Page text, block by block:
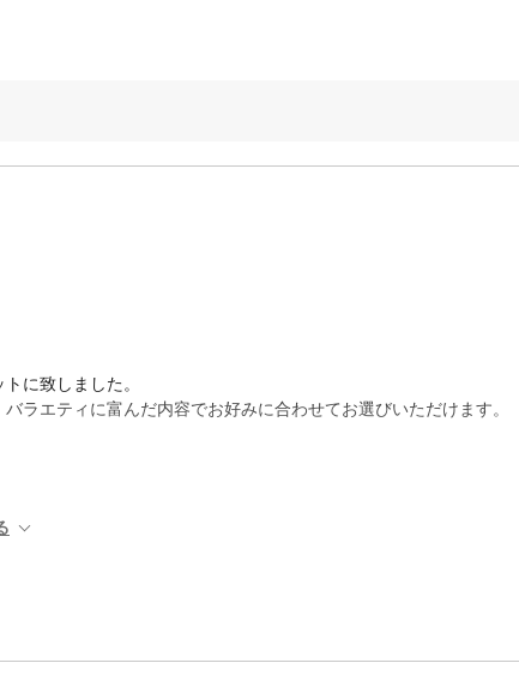
に致しました。
ラエティに富んだ内容でお好みに合わせてお選びいただけます。